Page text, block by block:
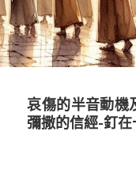
哀傷的半音動機
彌撒的信經-釘在